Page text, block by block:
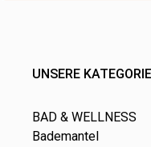
UNSERE
BAD & WELLNESS
Bademantel